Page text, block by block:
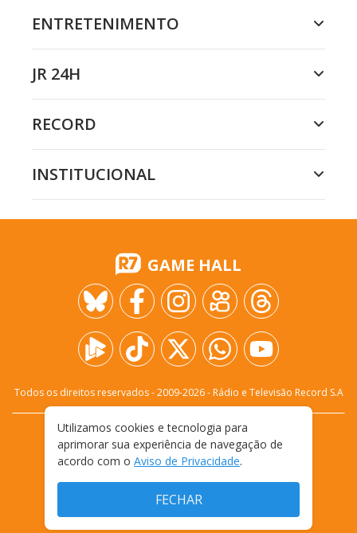
ENTRETENIMENTO
JR 24H
RECORD
INSTITUCIONAL
GAME HALL
Todos os direitos reservados - 2009-2026- Rádio e Televisão Record S.A
FALE CONOSCO
PRIVACIDADE
TERMOS E CONDIÇÕES DE USO
Utilizamos cookies e tecnologia para
aprimorar sua experiência de navegação de
acordo com o Aviso de Privacidade.
FECHAR